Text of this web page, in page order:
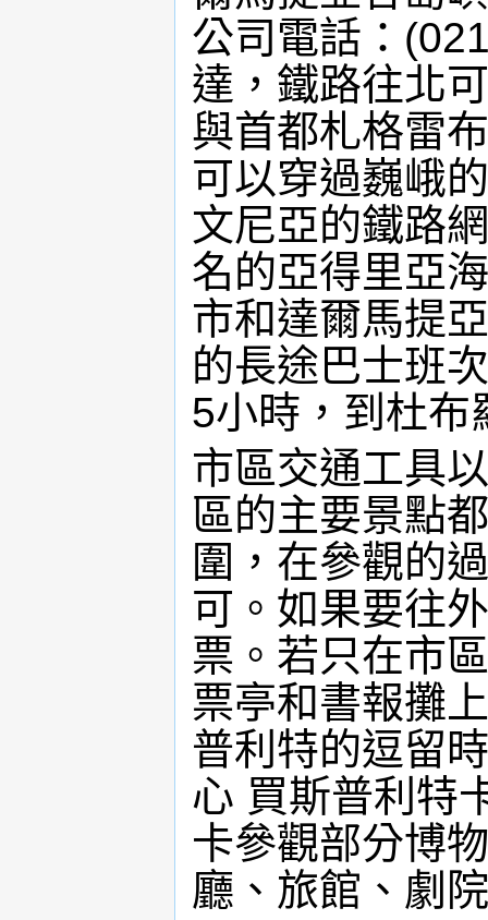
公司電話：
達，鐵路往北
與首都札格雷
可以穿過巍峨
文尼亞的鐵路
名的亞得里亞
市和達爾馬提
的長途巴士班
5小時，到杜布
市區交通工具
區的主要景點
圍，在參觀的
可。如果要往
票。若只在市
票亭和書報攤
普利特的逗留
心 買斯普利特
卡參觀部分博
廳、旅館、劇